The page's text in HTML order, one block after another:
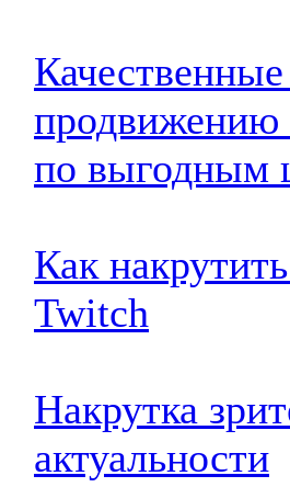
продвижению
по выгодным
Как
Twitch
Накрутка
актуальности